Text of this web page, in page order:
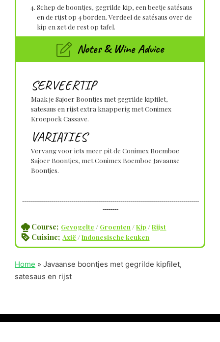
Schep de boontjes, gegrilde kip, een beetje satésaus
en de rijst op 4 borden. Verdeel de satésaus over de
kip en zet de rest op tafel.
Notes & Wine Advice
SERVEERTIP
Maak je Sajoer Boontjes met gegrilde kipfilet,
satesaus en rijst extra knapperig met Conimex
Kroepoek Cassave.
VARIATIES
Vervang voor iets meer pit de Conimex Boemboe
Sajoer Boontjes, met Conimex Boemboe Javaanse
Boontjes.
------------------------------------------------------------------------------------------
--------
Course; Gevogelte / Groenten /Kip /Rijst
Cuisine; Azië /Indonesische keuken
Home » Javaanse boontjes met gegrilde kipfilet,
satesaus en rijst